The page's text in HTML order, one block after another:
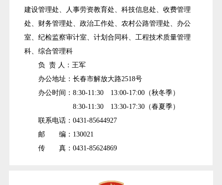
建设管理处、人事劳资教育处、科技信息处、收费管理
处、财务管理处、政治工作处、农村公路管理处、办公
室、纪检监察审计室、计划合同科、工程技术质量管理
科、综合管理科
负 责 人：王军
办公地址：长春市解放大路2518号
办公时间：8:30-11:30 13:00-17:00（秋冬季）
8:30-11:30 13:30-17:30（春夏季）
联系电话：0431-85644927
邮 编：130021
传 真：0431-85624869